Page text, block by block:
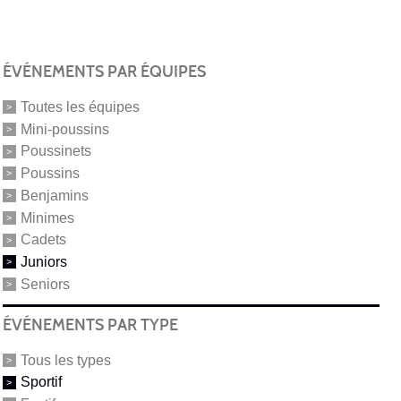
ÉVÉNEMENTS PAR ÉQUIPES
Toutes les équipes
Mini-poussins
Poussinets
Poussins
Benjamins
Minimes
Cadets
Juniors
Seniors
ÉVÉNEMENTS PAR TYPE
Tous les types
Sportif